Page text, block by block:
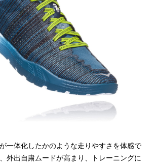
一体化したかのような走りやすさを体感で
外出自粛ムードが高まり、トレーニングに